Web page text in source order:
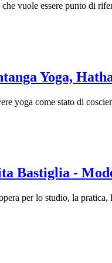
vuole essere punto di
Yoga,
yoga come stato di
Bastiglia -
per lo studio, la